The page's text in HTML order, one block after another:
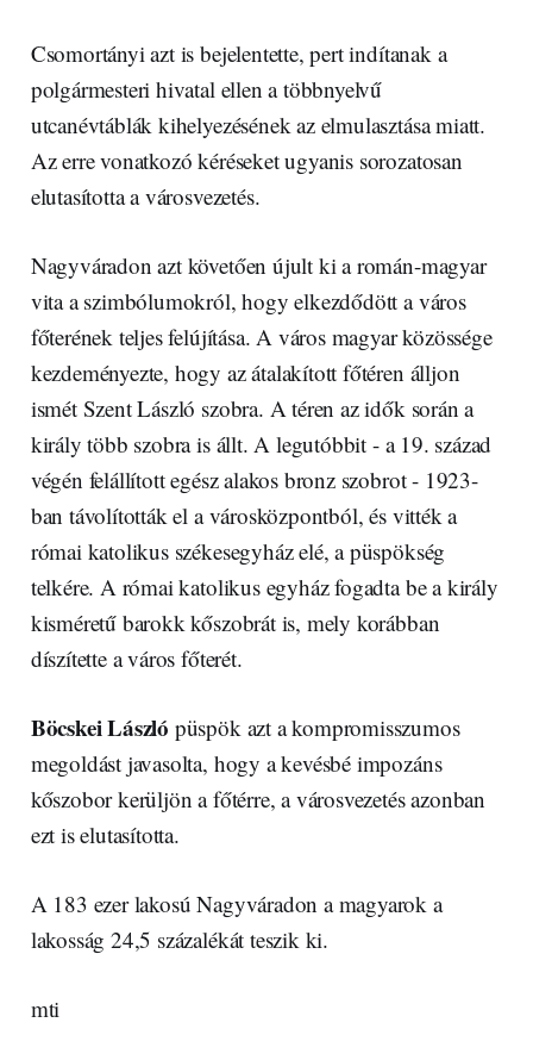
Csomortányi azt is bejelentette, pert indítanak a
polgármesteri hivatal ellen a többnyelvű
utcanévtáblák kihelyezésének az elmulasztása miatt.
Az erre vonatkozó kéréseket ugyanis sorozatosan
elutasította a városvezetés.
Nagyváradon azt követően újult ki a román-magyar
vita a szimbólumokról, hogy elkezdődött a város
főterének teljes felújítása. A város magyar közössége
kezdeményezte, hogy az átalakított főtéren álljon
ismét Szent László szobra. A téren az idők során a
király több szobra is állt. A legutóbbit - a 19. század
végén felállított egész alakos bronz szobrot - 1923-
ban távolították el a városközpontból, és vitték a
római katolikus székesegyház elé, a püspökség
telkére. A római katolikus egyház fogadta be a király
kisméretű barokk kőszobrát is, mely korábban
díszítette a város főterét.
Böcskei László püspök azt a kompromisszumos
megoldást javasolta, hogy a kevésbé impozáns
kőszobor kerüljön a főtérre, a városvezetés azonban
ezt is elutasította.
A 183 ezer lakosú Nagyváradon a magyarok a
lakosság 24,5 százalékát teszik ki.
mti